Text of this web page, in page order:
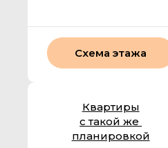
Схема этажа
Квартиры
с такой же
планировкой